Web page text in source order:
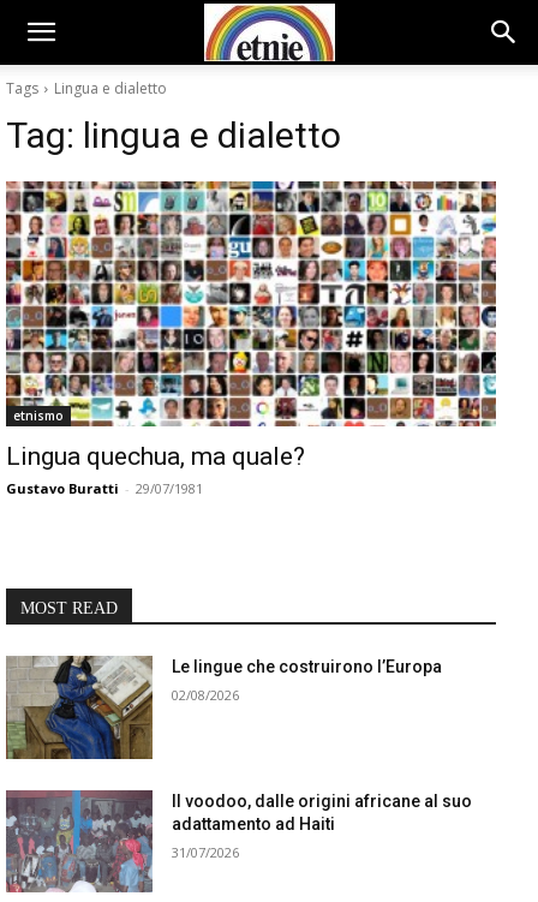
Tags Lingua e dialetto
Tag: lingua e dialetto
etnismo
Lingua quechua, ma quale?
Gustavo Buratti - 29/07/1981
MOST READ
Le lingue che costruirono l’Europa
02/08/2026
Il voodoo, dalle origini africane al suo
adattamento ad Haiti
31/07/2026